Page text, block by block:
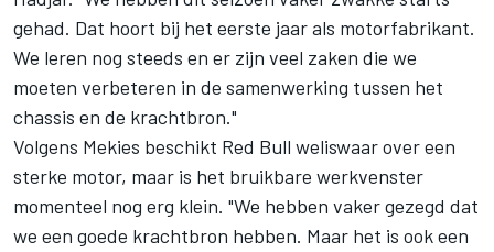
gehad. Dat hoort bij het eerste jaar als motorfabrikant.
We leren nog steeds en er zijn veel zaken die we
moeten verbeteren in de samenwerking tussen het
chassis en de krachtbron."
Volgens Mekies beschikt Red Bull weliswaar over een
sterke motor, maar is het bruikbare werkvenster
momenteel nog erg klein. "We hebben vaker gezegd dat
we een goede krachtbron hebben. Maar het is ook een